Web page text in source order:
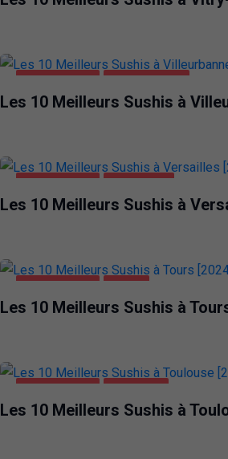
Les 10 Meilleurs Sushis à
Les 10 Meilleurs Sushis à
Les 10 Meilleurs Sushis à
Les 10 Meilleurs Sushis à